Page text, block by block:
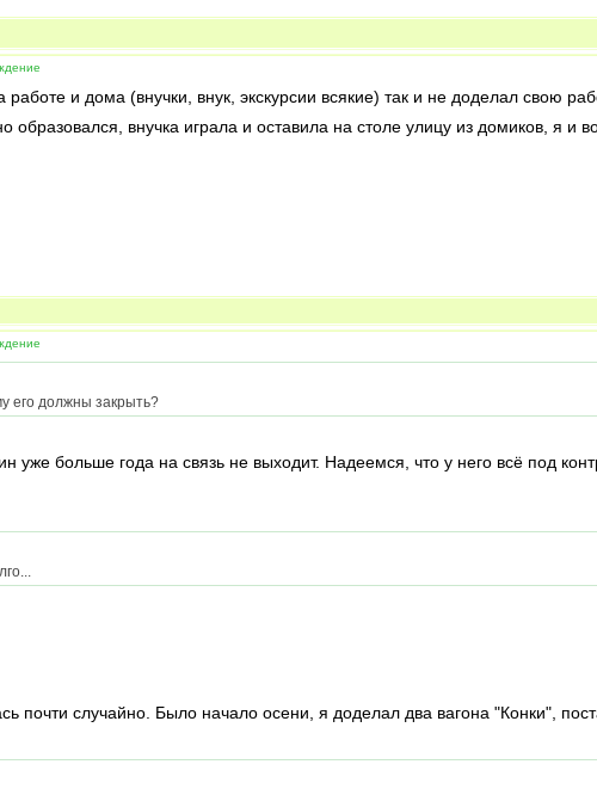
работе и дома (внучки, внук, экскурсии всякие) так и не доделал свою
образовался, внучка играла и оставила на столе улицу из домиков, я и
его должны закрыть?
уже больше года на связь не выходит. Надеемся, что у него всё под
почти случайно. Было начало осени, я доделал два вагона "Конки",